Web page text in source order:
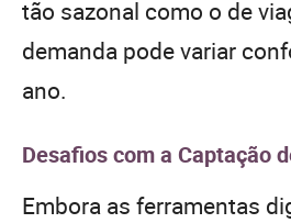
tão sazonal como o de
demanda pode variar
ano.
Desafios com a Captação
Embora as ferramentas